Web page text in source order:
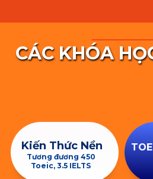
CÁC KHÓA
Kiến Thức Nền
Tương đương 450
Toeic, 3.5 IELTS